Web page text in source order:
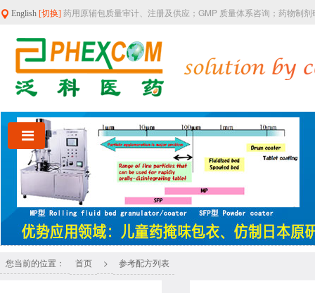
English [切换] 药用原辅包质量审计、注册及供应；GMP 质量体系咨询；药物制
您当前的位置： 首页 > 参考配方列表